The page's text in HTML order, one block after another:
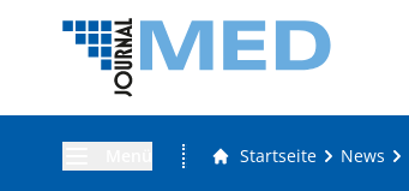
Startseite News